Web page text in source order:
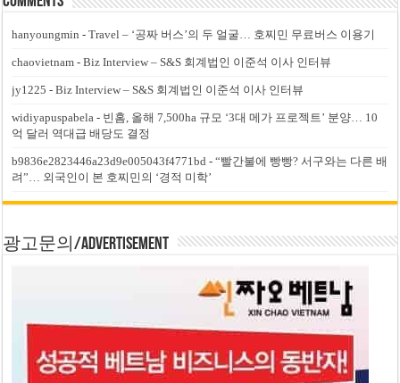
hanyoungmin -Travel – ‘공짜 버스’의 두 얼굴… 호찌민 무료버스 이용기
chaovietnam -Biz Interview – S&S 회계법인 이준석 이사 인터뷰
jy1225 -Biz Interview – S&S 회계법인 이준석 이사 인터뷰
widiyapuspabela - 빈홈, 올해 7,500ha 규모 ‘3대 메가 프로젝트’ 분양… 10
억 달러 역대급 배당도 결정
b9836e2823446a23d9e005043f4771bd -“빨간불에 빵빵? 서구와는 다른 배
려”… 외국인이 본 호찌민의 ‘경적 미학’
광고문의/Advertisement